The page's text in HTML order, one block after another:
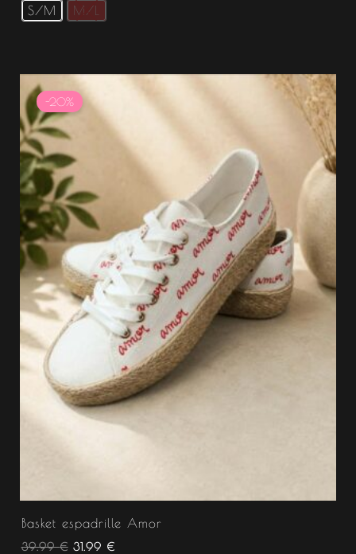
S/M M/L
-20%
Basket espadrille Amor
39.99€
Le
prix
initial
39.99 €.
31.99 €
31.99 €.